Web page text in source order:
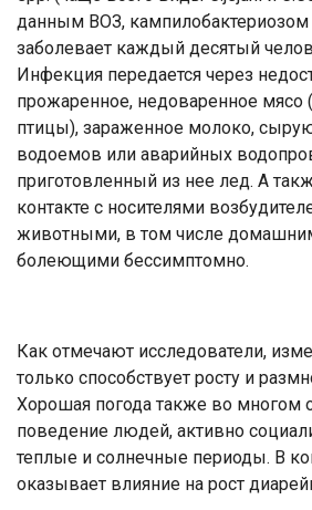
данным ВОЗ,
заболевает каждый десятый
Инфекция передается через
прожаренное, недоваренное мясо
птицы), зараженное молоко,
водоемов или аварийных
приготовленный из нее лед. А
контакте с носителями
животными, в том числе
болеющими бессимптомно.
Как отмечают исследователи,
только способствует росту и
Хорошая погода также во многом
поведение людей, активно
теплые и солнечные периоды. В
оказывает влияние на рост